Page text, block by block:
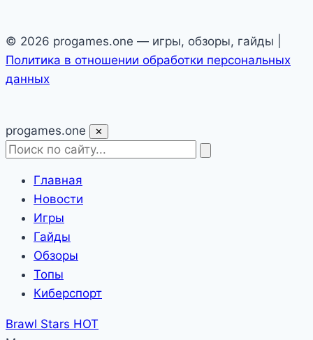
© 2026 progames.one — игры, обзоры, гайды |
Политика в отношении обработки персональных
данных
progames.one ✕
Главная
Новости
Игры
Гайды
Обзоры
Топы
Киберспорт
Brawl Stars HOT